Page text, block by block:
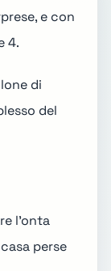
e con
4.
di
del
l'onta
perse